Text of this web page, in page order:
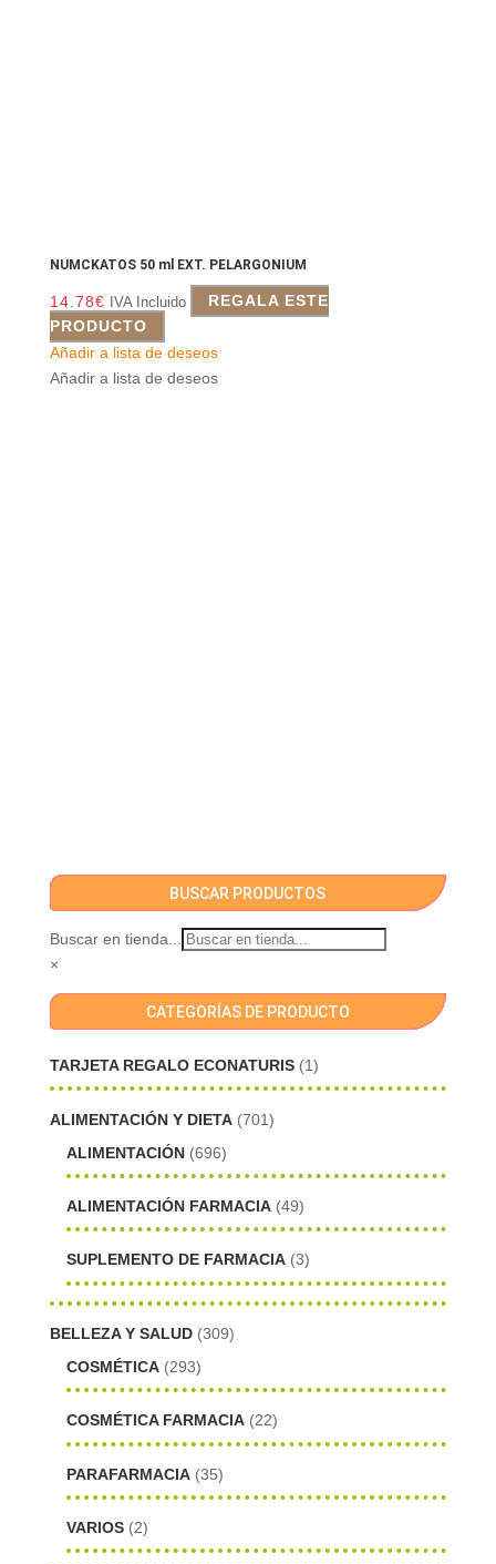
NUMCKATOS 50 ml EXT. PELARGONIUM
14.78€ IVA Incluido
REGALA ESTE
PRODUCTO
Añadir a lista de deseos
Añadir a lista de deseos
BUSCAR PRODUCTOS
Buscar en tienda...
×
CATEGORÍAS DE PRODUCTO
TARJETA REGALO ECONATURIS (1)
ALIMENTACIÓN Y DIETA (701)
ALIMENTACIÓN (696)
ALIMENTACIÓN FARMACIA (49)
SUPLEMENTO DE FARMACIA (3)
BELLEZA Y SALUD (309)
COSMÉTICA (293)
COSMÉTICA FARMACIA (22)
PARAFARMACIA (35)
VARIOS (2)